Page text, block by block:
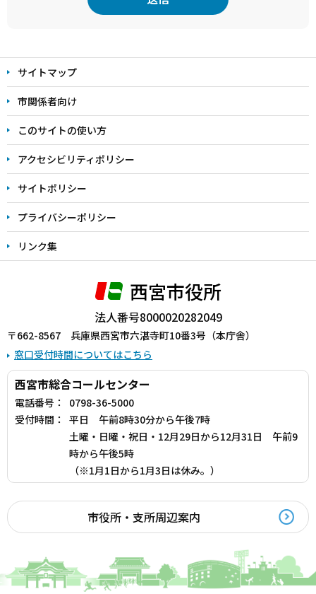
文
こ
こ
ま
で
サイトマップ
市関係者向け
このサイトの使い方
アクセシビリティポリシー
サイトポリシー
プライバシーポリシー
リンク集
西宮市役所
法人番号8000020282049
〒662-8567 兵庫県西宮市六湛寺町10番3号（本庁舎）
窓口受付時間についてはこちら
西宮市総合コールセンター
電話番号：
0798-36-5000
受付時間：
平日 午前8時30分から午後7時
土曜・日曜・祝日・12月29日から12月31日 午前9
時から午後5時
（※1月1日から1月3日は休み。）
市役所・支所周辺案内